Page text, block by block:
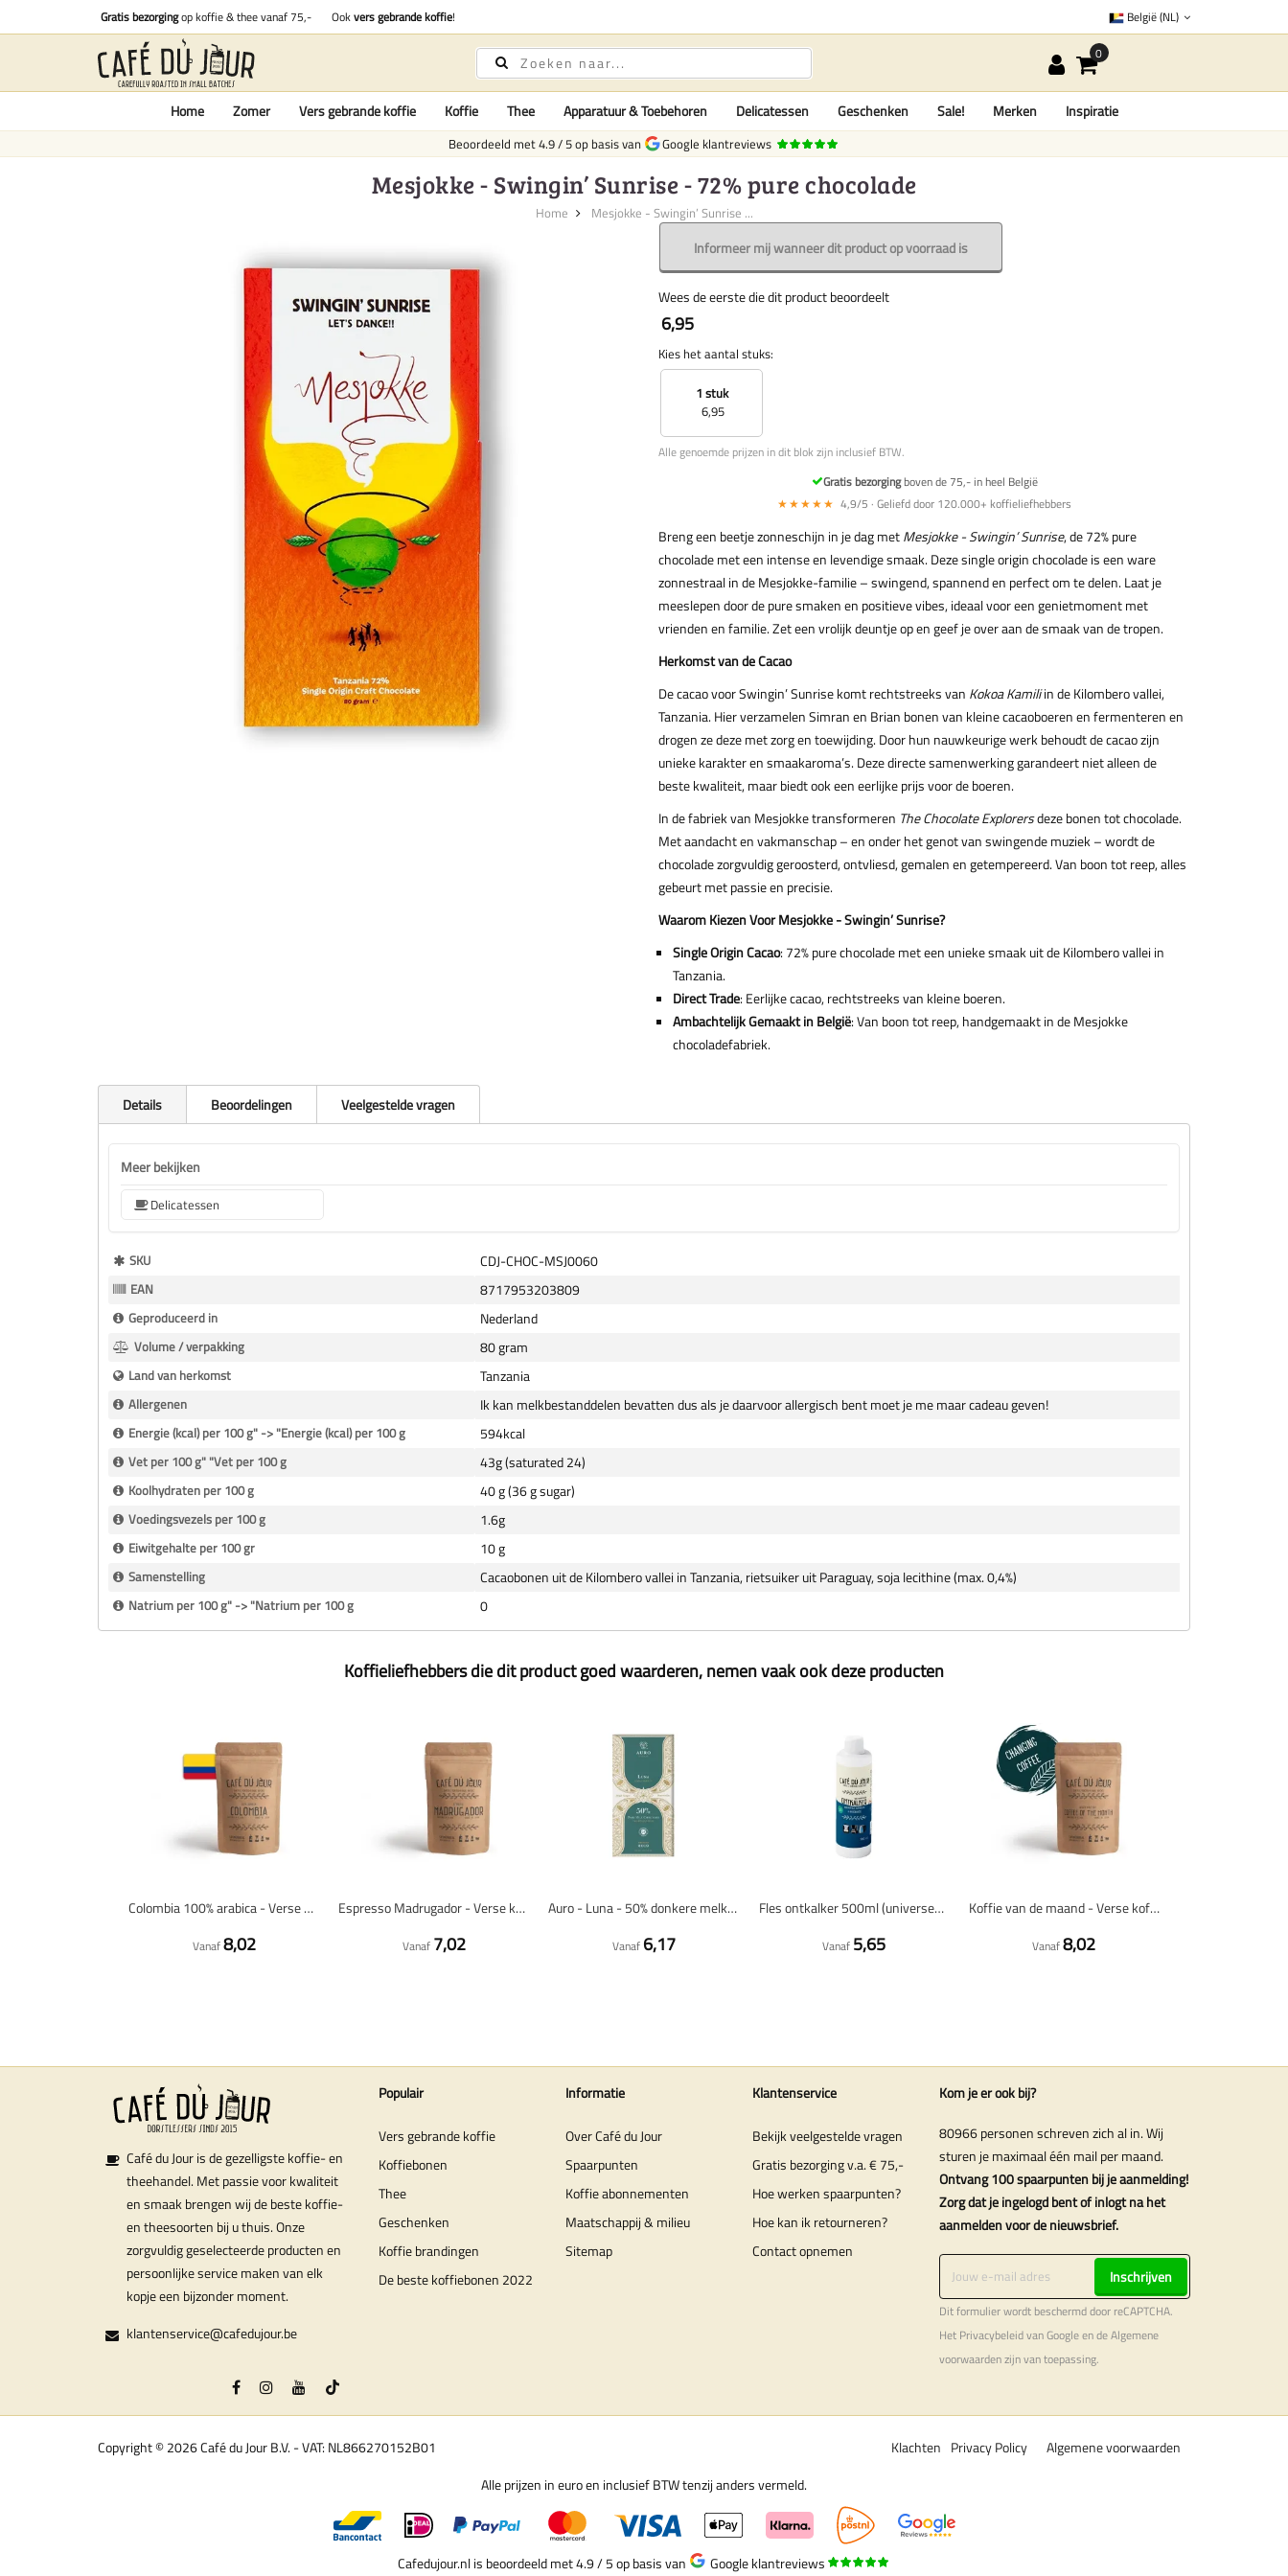
Gratis bezorgingop koffie & thee vanaf 75,- Ookvers gebrande koffie! België (NL)
Home Zomer Vers gebrande koffie Koffie Thee Apparatuur & Toebehoren Delicatessen Geschenken Sale! Merken Inspiratie
Beoordeeld met4.9/5op basis van Google klantreviews
Mesjokke - Swingin’ Sunrise - 72% pure chocolade
Home Mesjokke - Swingin’ Sunrise ...
Informeer mij wanneer dit product op voorraad is
Wees de eerste die dit product beoordeelt
6,95
Kies het aantal stuks:
1 stuk
6,95
Alle genoemde prijzen in dit blok zijn inclusief BTW.
Gratis bezorgingboven de 75,- in heel België
★★★★★ 4,9/5 · Geliefd door 120.000+ koffieliefhebbers
Breng een beetje zonneschijn in je dag metMesjokke - Swingin’ Sunrise, de 72% pure
chocolade met een intense en levendige smaak. Deze single origin chocolade is een ware
zonnestraal in de Mesjokke-familie – swingend, spannend en perfect om te delen. Laat je
meeslepen door de pure smaken en positieve vibes, ideaal voor een genietmoment met
vrienden en familie. Zet een vrolijk deuntje op en geef je over aan de smaak van de tropen.
Herkomst van de Cacao
De cacao voor Swingin’ Sunrise komt rechtstreeks van Kokoa Kamiliin de Kilombero vallei,
Tanzania. Hier verzamelen Simran en Brian bonen van kleine cacaoboeren en fermenteren en
drogen ze deze met zorg en toewijding. Door hun nauwkeurige werk behoudt de cacao zijn
unieke karakter en smaakaroma’s. Deze directe samenwerking garandeert niet alleen de
beste kwaliteit, maar biedt ook een eerlijke prijs voor de boeren.
In de fabriek van Mesjokke transformeren The Chocolate Explorersdeze bonen tot chocolade.
Met aandacht en vakmanschap – en onder het genot van swingende muziek – wordt de
chocolade zorgvuldig geroosterd, ontvliesd, gemalen en getempereerd. Van boon tot reep, alles
gebeurt met passie en precisie.
Waarom Kiezen Voor Mesjokke - Swingin’ Sunrise?
Single Origin Cacao: 72% pure chocolade met een unieke smaak uit de Kilombero vallei in
Tanzania.
Direct Trade: Eerlijke cacao, rechtstreeks van kleine boeren.
Ambachtelijk Gemaakt in België: Van boon tot reep, handgemaakt in de Mesjokke
chocoladefabriek.
Details Beoordelingen Veelgestelde vragen
Meer bekijken
Delicatessen
Meer
Informatie
SKU CDJ-CHOC-MSJ0060
EAN 8717953203809
Geproduceerd in Nederland
Volume / verpakking 80 gram
Land van herkomst Tanzania
Allergenen Ik kan melkbestanddelen bevatten dus als je daarvoor allergisch bent moet je me maar cadeau geven!
Energie (kcal) per 100 g" -> "Energie (kcal) per 100 g 594kcal
Vet per 100 g" "Vet per 100 g 43g (saturated 24)
Koolhydraten per 100 g 40 g (36 g sugar)
Voedingsvezels per 100 g 1.6g
Eiwitgehalte per 100 gr 10 g
Samenstelling Cacaobonen uit de Kilombero vallei in Tanzania, rietsuiker uit Paraguay, soja lecithine (max. 0,4%)
Natrium per 100 g" -> "Natrium per 100 g 0
Koffieliefhebbers die dit product goed waarderen, nemen vaak ook deze producten
Colombia 100% arabica - Verse koffiebonen
Vanaf8,02
Espresso Madrugador - Verse koffiebonen
Vanaf 7,02
Auro - Luna - 50% donkere melkchocolade
Vanaf 6,17
Fles ontkalker 500ml (universeel / voor 4x ontkalken)
Vanaf 5,65
Koffie van de maand - Verse koffiebonen
Vanaf8,02
Café du Jour is de gezelligste koffie- en
theehandel. Met passie voor kwaliteit
en smaak brengen wij de beste koffie-
en theesoorten bij u thuis. Onze
zorgvuldig geselecteerde producten en
persoonlijke service maken van elk
kopje een bijzonder moment.
klantenservice@cafedujour.be
Populair
Vers gebrande koffie
Koffiebonen
Thee
Geschenken
Koffie brandingen
De beste koffiebonen 2022
Informatie
Over Café du Jour
Spaarpunten
Koffie abonnementen
Maatschappij & milieu
Sitemap
Klantenservice
Bekijk veelgestelde vragen
Gratis bezorging v.a. € 75,-
Hoe werken spaarpunten?
Hoe kan ik retourneren?
Contact opnemen
Kom je er ook bij?
80966 personen schreven zich al in. Wij
sturen je maximaal één mail per maand.
Ontvang 100 spaarpunten bij je aanmelding!
Zorg dat je ingelogd bent of inlogt na het
aanmelden voor de nieuwsbrief.
Inschrijven
Dit formulier wordt beschermd door reCAPTCHA.
Het Privacybeleidvan Google en deAlgemene
voorwaardenzijn van toepassing.
Copyright © 2026 Café du Jour B.V. - VAT: NL866270152B01 Algemene voorwaarden
Privacy Policy
Klachten
Alle prijzen in euro en inclusief BTW tenzij anders vermeld.
Cafedujour.nl is beoordeeld met 4.9 / 5op basis van Google klantreviews